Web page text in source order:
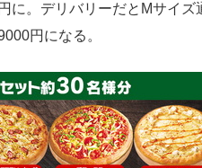
に。デリバリーだとMサイズ
円になる。